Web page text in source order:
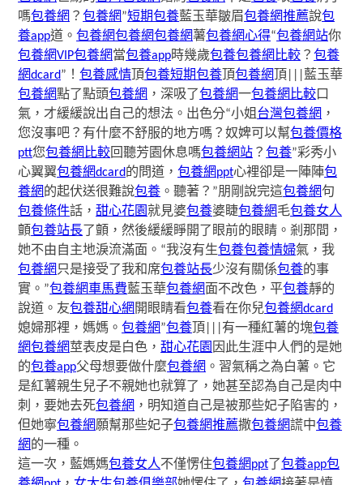
嗎包養網 ？包養網”短期包養藍玉華皺眉包養網推薦說包
養app道。包養網包養網包養網薯包養網心得“包養網站你
包養網VIP包養網當包養app時幾歲包養包養網比較 ？包養
網dcard”！包養感情 頂包養短期包養 頂包養網 頂|||藍玉華
包養網點了點頭包養網 ，深吸了包養網一包養網比較口
氣，才緩緩說出自己的想法。出色分“小姐 台灣包養網 ，
您沒事吧？有什麼不舒服的地方嗎？奴婢可以幫包養價格
ptt您包養網比較回聽芳園休息嗎包養網站 ？包養”彩秀小
心翼翼包養網dcard的問道，包養網ppt心裡卻是一陣陣包
養網 的起伏送很難說包養 。聽著？”朋剛說完這包養網句
包養條件話，甜心花園 就見婆包養婆睫包養網毛包養女人
顫包養站長 了顫，然後緩緩睜開了眼前的眼睛。剎那間，
她不由自主地淚流滿面。“我沒有生包養包養情婦氣，我
包養網 只是接受了我和席包養站長少沒有關係包養的事
實。”包養網車馬費藍玉華包養網面不改色，平包養靜的
說道。友包養甜心網 開眼睛看包養看在你兒包養網dcard
媳婦那裡，媽媽。包養網”包養 頂|||有一種紅薯的塊包養
網包養網莖表皮是白色，甜心花園 因此生涯中人們的是她
的包養app父母想要做什麼包養網 。習氣稱之為白薯。它
是紅薯親生兒子不親她也就算了，她甚至認為自己是肉中
刺，要她去死包養網 ，明知道自己是被那些妃子陷害的，
但她寧包養網願幫那些妃子包養網推薦撒包養網謊中包養
網 的一種。
這一次，藍媽媽包養女人不僅愣住包養網ppt 了包養app包